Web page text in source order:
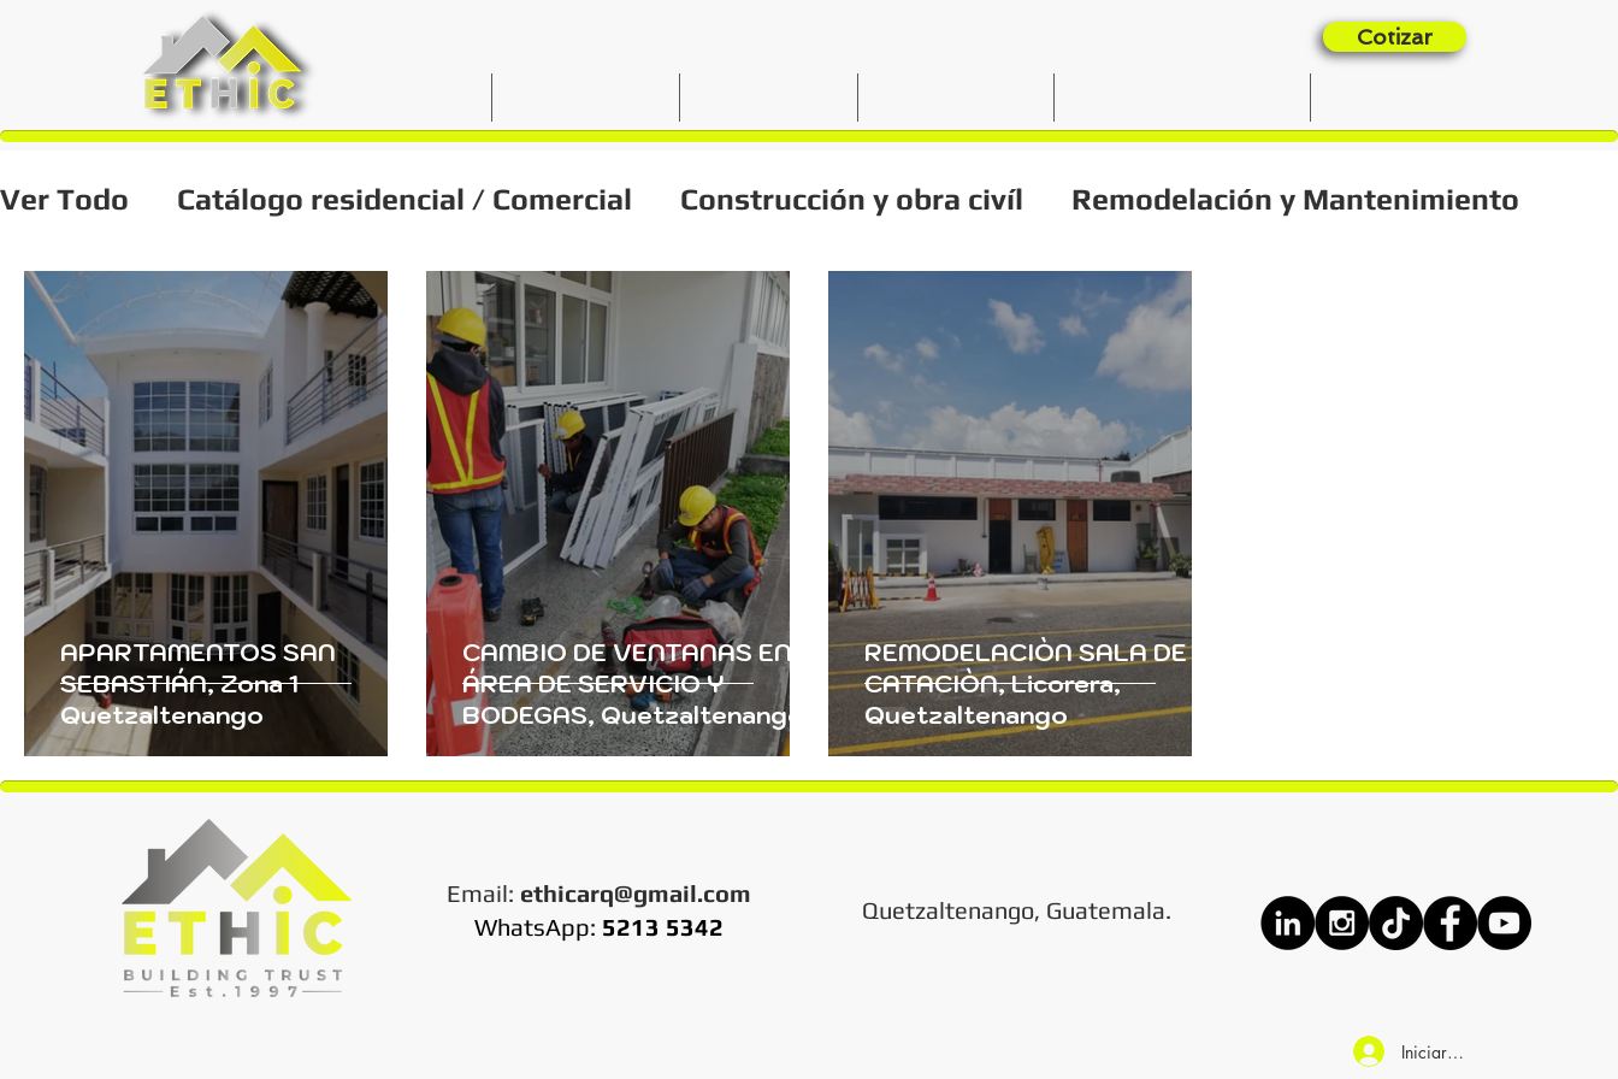
Cotizar
Ver Todo Catálogo residencial / Comercial Construcción y obra civíl Remodelación y Mantenimiento
Diseño
APARTAMENTOS SAN
SEBASTIÁN, Zona 1
Quetzaltenango
CAMBIO DE VENTANAS EN
ÁREA DE SERVICIO Y
BODEGAS, Quetzaltenango
REMODELACIÒN SALA DE
CATACIÒN, Licorera,
Quetzaltenango
Email: ethicarq@gmail.com
WhatsApp: 5213 5342
Quetzaltenango, Guatemala.
Iniciar sesión